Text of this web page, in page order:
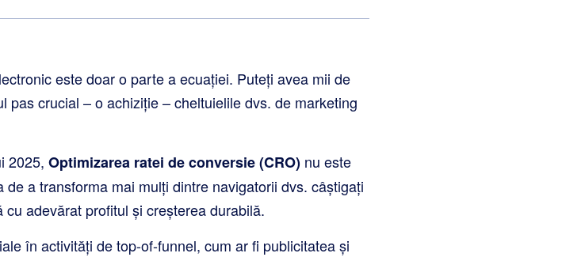
este doar o parte a ecuației. Puteți avea mii de
pas crucial – o achiziție – cheltuielile dvs. de marketing
2025, Optimizarea ratei de conversie (CRO) nu este
a transforma mai mulți dintre navigatorii dvs. câștigați
adevărat profitul și creșterea durabilă.
în activități de top-of-funnel, cum ar fi publicitatea și